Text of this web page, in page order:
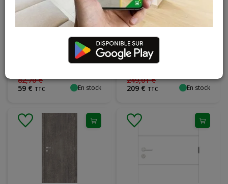
Porte prépeinte
réversible - 201.5 x
82,70€
59 € TTC En stock
Kit porte vintage
Mont Ventoux
tubulaire
gauche/droite 2015
249,01€
209 € TTC En stock